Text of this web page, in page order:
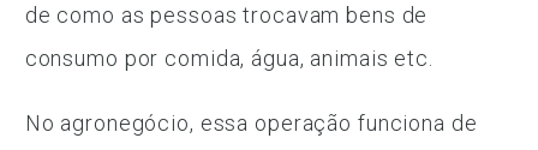
de como as pessoas trocavam bens de
consumo por comida, água, animais etc.
No agronegócio, essa operação funciona de